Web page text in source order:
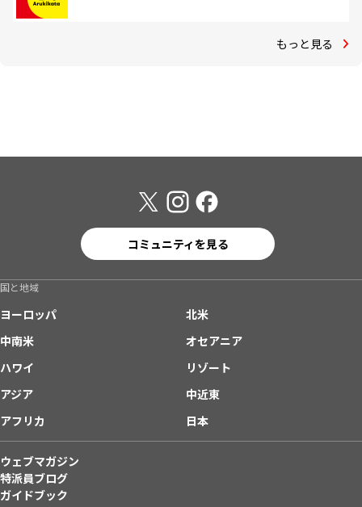
もっと見る
コミュニティを見る
国と地域
ヨーロッパ
北米
中南米
オセアニア
ハワイ
リゾート
アジア
中近東
アフリカ
日本
ウェブマガジン
特派員ブログ
ガイドブック